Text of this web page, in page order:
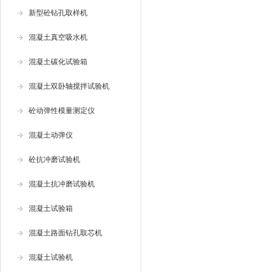
新型砼钻孔取样机
混凝土真空吸水机
混凝土碳化试验箱
混凝土双卧轴搅拌试验机
砼动弹性模量测定仪
混凝土动弹仪
砼抗冲磨试验机
混凝土抗冲磨试验机
混凝土试验箱
混凝土路面钻孔取芯机
混凝土试验机